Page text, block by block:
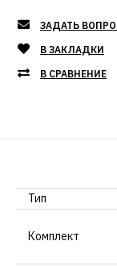
ЗАДАТЬ
В ЗАКЛАДКИ
В СРАВНЕНИЕ
Тип
Комплект